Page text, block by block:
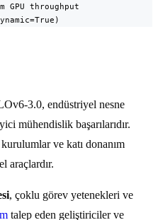
GPU throughput
3.0, endüstriyel nesne
mühendislik başarılarıdır.
ve katı donanım
araçlardır.
, çoklu görev yetenekleri ve
talep eden geliştiriciler ve